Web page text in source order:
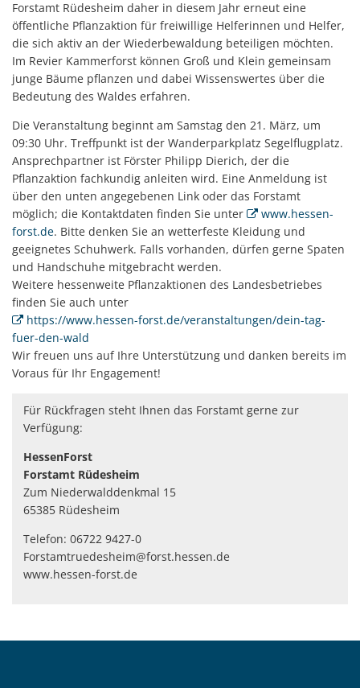
Forstamt Rüdesheim daher in diesem Jahr erneut eine
öffentliche Pflanzaktion für freiwillige Helferinnen und Helfer,
die sich aktiv an der Wiederbewaldung beteiligen möchten.
Im Revier Kammerforst können Groß und Klein gemeinsam
junge Bäume pflanzen und dabei Wissenswertes über die
Bedeutung des Waldes erfahren.
Die Veranstaltung beginnt am Samstag den 21. März, um
09:30 Uhr. Treffpunkt ist der Wanderparkplatz Segelflugplatz.
Ansprechpartner ist Förster Philipp Dierich, der die
Pflanzaktion fachkundig anleiten wird. Eine Anmeldung ist
über den unten angegebenen Link oder das Forstamt
möglich; die Kontaktdaten finden Sie unter
www.hessen-
forst.de. Bitte denken Sie an wetterfeste Kleidung und
geeignetes Schuhwerk. Falls vorhanden, dürfen gerne Spaten
und Handschuhe mitgebracht werden.
Weitere hessenweite Pflanzaktionen des Landesbetriebes
finden Sie auch unter
https://www.hessen-forst.de/veranstaltungen/dein-tag-
fuer-den-wald
Wir freuen uns auf Ihre Unterstützung und danken bereits im
Voraus für Ihr Engagement!
Für Rückfragen steht Ihnen das Forstamt gerne zur
Verfügung:
HessenForst
Forstamt Rüdesheim
Zum Niederwalddenkmal 15
65385 Rüdesheim
Telefon: 06722 9427-0
Forstamtruedesheim@forst.hessen.de
www.hessen-forst.de